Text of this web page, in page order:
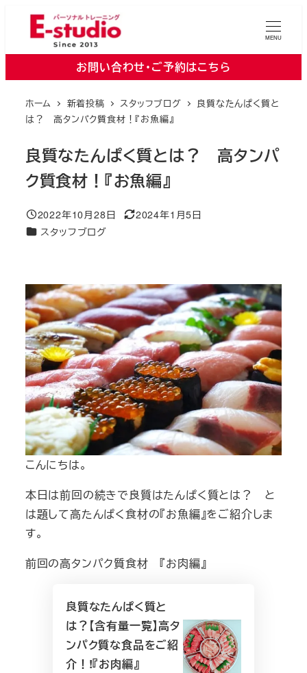
ン
MENU
お問い合わせ・ご予約はこちら
ホーム 新着投稿 スタッフブログ
良質なたんぱく質と
は？ 高タンパク質食材！『お魚編』
良質なたんぱく質とは？ 高タンパ
ク質食材！『お魚編』
投稿日
2022年10月28日
更新日
2024年1月5日
カテゴリー
スタッフブログ
こんにちは。
本日は前回の続きで良質はたんぱく質とは？ と
は題して高たんぱく食材の『お魚編』をご紹介しま
す。
前回の高タンパク質食材 『お肉編』
良質なたんぱく質と
は？【含有量一覧】高タ
ンパク質な食品をご紹
介！!『お肉編』